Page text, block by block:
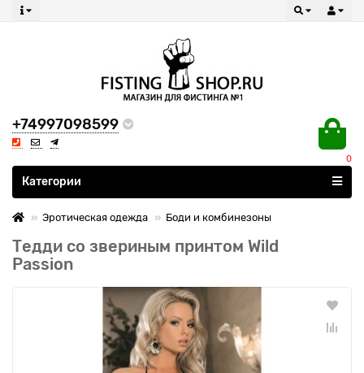
+74997098599
0
Все категории
Категории
Эротическая одежда Боди и комбинезоны
Тедди со звериным принтом Wild
Passion